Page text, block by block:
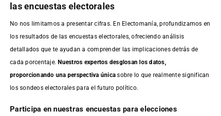
las encuestas electorales
No nos limitamos a presentar cifras. En Electomanía, profundizamos en
los resultados de las encuestas electorales, ofreciendo análisis
detallados que te ayudan a comprender las implicaciones detrás de
cada porcentaje.Nuestros expertos desglosan los datos,
proporcionando una perspectiva única sobre lo que realmente significan
los sondeos electorales para el futuro político.
Participa en nuestras encuestas para elecciones